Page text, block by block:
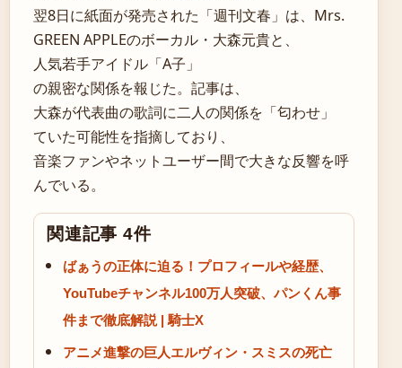
翌8日に紙面が発売された「週刊文春」は、Mrs.
GREEN APPLEのボーカル・大森元貴と、
人気若手アイドル「A子」
の親密な関係を報じた。記事は、
大森が代表曲の歌詞に二人の関係を「匂わせ」
ていた可能性を指摘しており、
音楽ファンやネットユーザー間で大きな反響を呼
んでいる。
関連記事 4件
ばぁうの正体に迫る！プロフィールや経歴、
YouTubeチャンネル100万人突破、パンくん事
件まで徹底解説 | 騎士X
アニメ進撃の巨人エルヴィン・スミスの死亡